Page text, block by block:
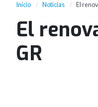
Inicio Noticias El
El
GR